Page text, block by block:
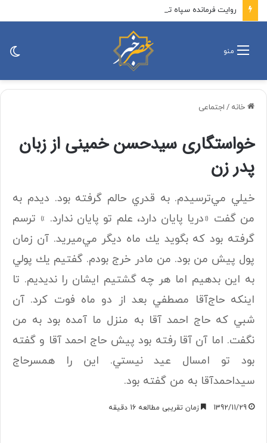
منو
خانه / اجتماعی
خواستگاری سیدحسن خمینی از زبان
پدر زن
خيلي مي‌ترسيدم. به قدري حالم گرفته بود. ديدم به
من گفت «دريا پايان دارد، علم تو پايان ندارد. » ترسم
گرفته بود كه بگويد يك ماه ديگر مي‌ميريد. آن زمان
پول پيش من بود. من مادر خرج بودم. گفتيم يك پولي
به اين بدهيم اما هر چه گشتيم ايشان را نديديم. تا
اينكه حاج‌آقا مصطفي بعد از دو ماه فوت كرد. آن
شبي كه حاج احمد آقا به منزل ما آمده بود به من
نگفت. اما آن آقا رفته بود پيش حاج احمد آقا و گفته
بود تو امسال عيد نيستي. اين را همسرحاج
سیداحمدآقا به من گفته بود.
1392/11/29 زمان تقریبی مطالعه 16 دقیقه